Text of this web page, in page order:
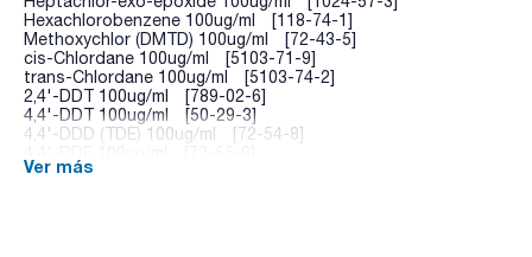
Hexachlorobenzene 100ug/ml [118-74-1]
Methoxychlor (DMTD) 100ug/ml [72-43-5]
cis-Chlordane 100ug/ml [5103-71-9]
trans-Chlordane 100ug/ml [5103-74-2]
2,4'-DDT 100ug/ml [789-02-6]
4,4'-DDT 100ug/ml [50-29-3]
4,4'-DDD (TDE) 100ug/ml [72-54-8]
Tetradifon 100ug/ml [116-29-0]
Ver más